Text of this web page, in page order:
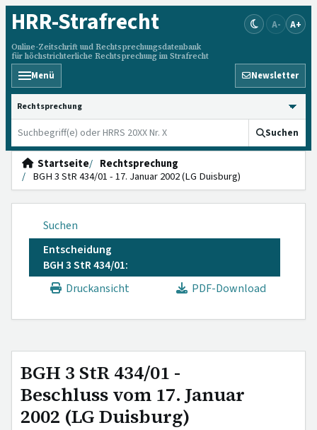
HRR-Strafrecht
Online-Zeitschrift und Rechtsprechungsdatenbank
für höchstrichterliche Rechtsprechung im Strafrecht
A- A+
Menü Newsletter
HRRS durchsuchen
Suchen
Startseite
Rechtsprechung
BGH 3 StR 434/01 - 17. Januar 2002 (LG Duisburg)
Suchen
Entscheidung
BGH 3 StR 434/01:
Druckansicht
PDF-Download
BGH 3 StR 434/01 -
Beschluss vom 17. Januar
2002 (LG Duisburg)